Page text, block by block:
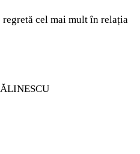
cel mai mult în relația